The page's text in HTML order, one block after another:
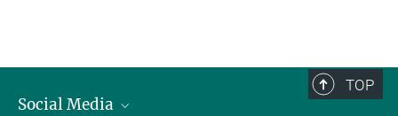
TOP
Social Media